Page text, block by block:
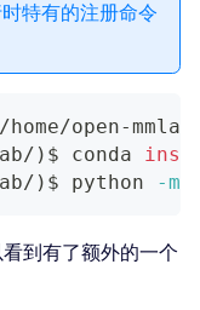
特有的注册命令
open-
) $ conda
) $ python -m
到有了额外的一个